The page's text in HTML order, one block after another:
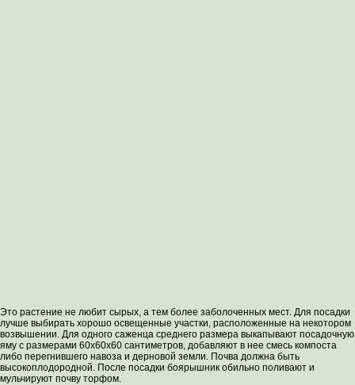
Это растение не любит сырых, а тем более заболоченных мест. Для посадки
лучше выбирать хорошо освещенные участки, расположенные на некотором
возвышении. Для одного саженца среднего размера выкапывают посадочную
яму с размерами 60х60х60 сантиметров, добавляют в нее смесь компоста
либо перегнившего навоза и дерновой земли. Почва должна быть
высокоплодородной. После посадки боярышник обильно поливают и
мульчируют почву торфом.